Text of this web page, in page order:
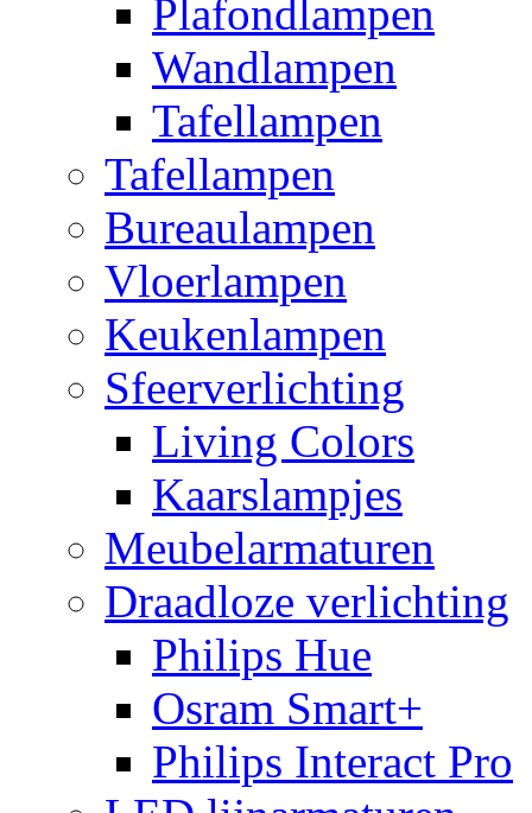
Plafondlampen
Wandlampen
Tafellampen
Tafellampen
Bureaulampen
Vloerlampen
Keukenlampen
Sfeerverlichting
Living Colors
Kaarslampjes
Meubelarmaturen
Draadloze verlichting
Philips Hue
Osram Smart+
Philips Interact Pro